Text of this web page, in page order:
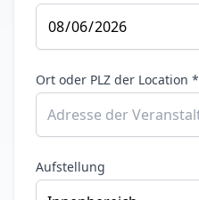
Ort oder PLZ der Location *
Aufstellung